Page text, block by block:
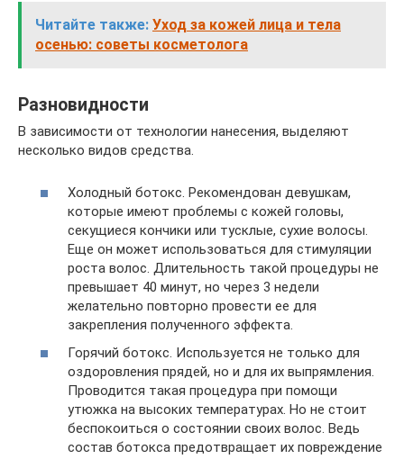
Читайте также: Уход за кожей лица и тела
осенью: советы косметолога
Разновидности
В зависимости от технологии нанесения, выделяют
несколько видов средства.
Холодный ботокс. Рекомендован девушкам,
которые имеют проблемы с кожей головы,
секущиеся кончики или тусклые, сухие волосы.
Еще он может использоваться для стимуляции
роста волос. Длительность такой процедуры не
превышает 40 минут, но через 3 недели
желательно повторно провести ее для
закрепления полученного эффекта.
Горячий ботокс. Используется не только для
оздоровления прядей, но и для их выпрямления.
Проводится такая процедура при помощи
утюжка на высоких температурах. Но не стоит
беспокоиться о состоянии своих волос. Ведь
состав ботокса предотвращает их повреждение